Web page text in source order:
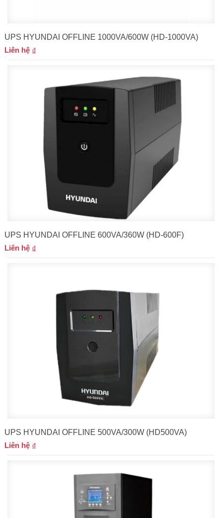
UPS HYUNDAI OFFLINE 1000VA/600W (HD-1000VA)
Liên hệ
UPS HYUNDAI OFFLINE 600VA/360W (HD-600F)
Liên hệ
UPS HYUNDAI OFFLINE 500VA/300W (HD500VA)
Liên hệ